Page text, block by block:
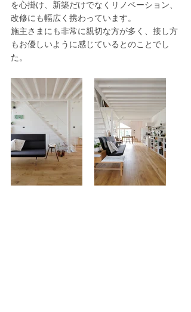
を心掛け、新築だけでなくリノベーション、
改修にも幅広く携わっています。
施主さまにも非常に親切な方が多く、接し方
もお優しいように感じているとのことでし
た。